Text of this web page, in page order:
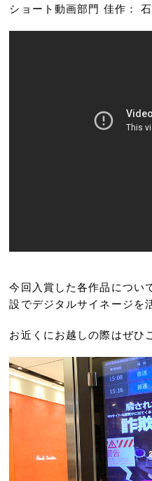
ショート動画部門 佳作：
今回入賞した各作品につい
設でデジタルサイネージを
お近くにお越しの際はぜひ